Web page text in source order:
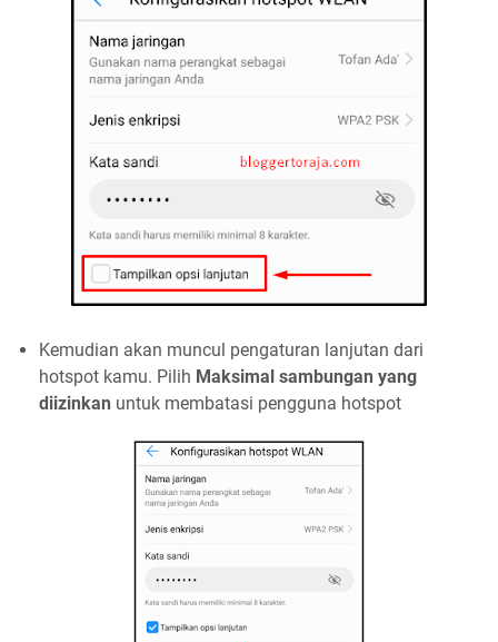
Kemudian akan muncul pengaturan lanjutan dari
hotspot kamu. Pilih Maksimal sambungan yang
diizinkan untuk membatasi pengguna hotspot